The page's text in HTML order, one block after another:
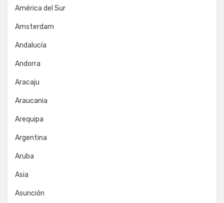
América del Sur
Amsterdam
Andalucía
Andorra
Aracaju
Araucania
Arequipa
Argentina
Aruba
Asia
Asunción